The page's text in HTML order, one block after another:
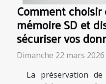
Comment
mémoire SD et
sécuriser vos
Dimanche 22 mars 2026
La préservation de